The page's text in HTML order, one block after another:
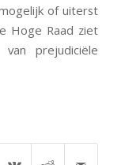
of uiterst
Hoge Raad ziet
prejudiciële